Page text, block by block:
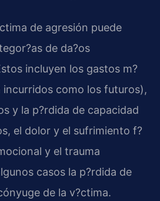
de agresión puede
de da?os
incluyen los gastos m?
como los futuros),
y la p?rdida de capacidad
el dolor y el sufrimiento f?
y el trauma
casos la p?rdida de
de la v?ctima.